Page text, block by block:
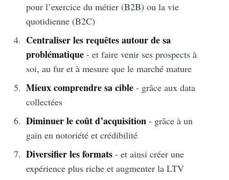
pour l’exercice du métier (B2B) ou la vie
quotidienne (B2C)
Centraliser les requêtes autour de sa
problématique- et faire venir ses prospects à
soi, au fur et à mesure que le marché mature
Mieux comprendre sa cible- grâce aux data
collectées
Diminuer le coût d’acquisition- grâce à un
gain en notoriété et crédibilité
Diversifier les formats- et ainsi créer une
expérience plus riche et augmenter la LTV